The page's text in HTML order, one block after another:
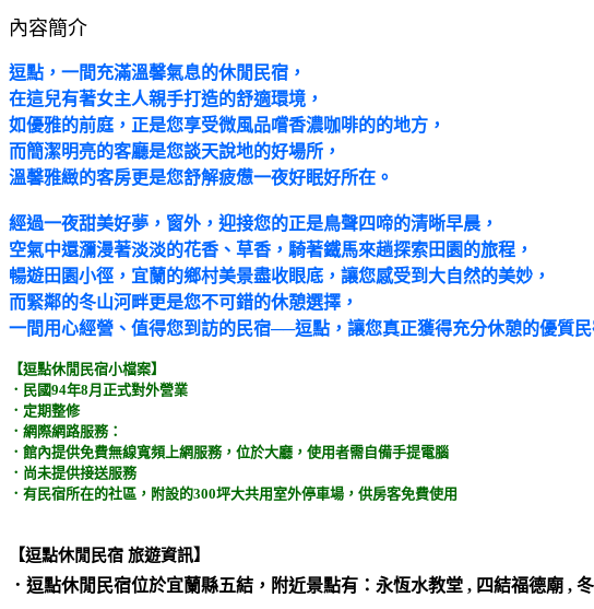
內容簡介
逗點，一間充滿溫馨氣息的休閒民宿，
在這兒有著女主人親手打造的舒適環境，
如優雅的前庭，正是您享受微風品嚐香濃咖啡的的地方，
而簡潔明亮的客廳是您談天說地的好場所，
溫馨雅緻的客房更是您舒解疲憊一夜好眠好所在。
經過一夜甜美好夢，窗外，迎接您的正是鳥聲四啼的清晰早晨，
空氣中還瀰漫著淡淡的花香、草香，騎著鐵馬來趟探索田園的旅程，
暢遊田園小徑，宜蘭的鄉村美景盡收眼底，讓您感受到大自然的美妙，
而緊鄰的冬山河畔更是您不可錯的休憩選擇，
一間用心經營、值得您到訪的民宿──逗點，讓您真正獲得充分休憩的優質民
【逗點休閒民宿小檔案】
．民國94年8月正式對外營業
．定期整修
．網際網路服務：
．館內提供免費無線寬頻上網服務，位於大廳，使用者需自備手提電腦
．尚未提供接送服務
．有民宿所在的社區，附設的300坪大共用室外停車場，供房客免費使用
【逗點休閒民宿 旅遊資訊】
．逗點休閒民宿位於宜蘭縣五結 ，附近景點有：永恆水教堂 , 四結福德廟 ,